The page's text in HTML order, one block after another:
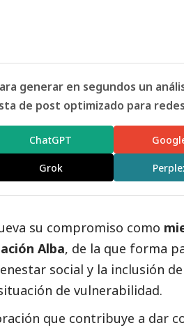
generar en segundos un
de post optimizado para
ChatGPT
Grok
su compromiso como
Alba, de la que forma
social y la inclusión
de vulnerabilidad.
que contribuye a dar